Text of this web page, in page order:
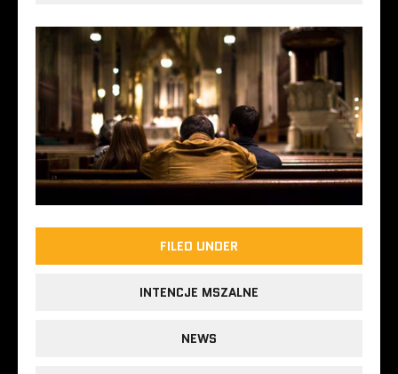
FILED UNDER
INTENCJE MSZALNE
NEWS